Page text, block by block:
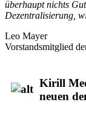
überhaupt nichts
Dezentralisierung,
Leo Mayer
Vorstandsmitglied
Kirill
neuen